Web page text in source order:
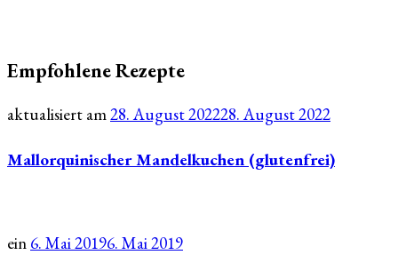
Empfohlene Rezepte
aktualisiert am28. August 202228. August 2022
Mallorquinischer Mandelkuchen (glutenfrei)
ein 6. Mai 20196. Mai 2019